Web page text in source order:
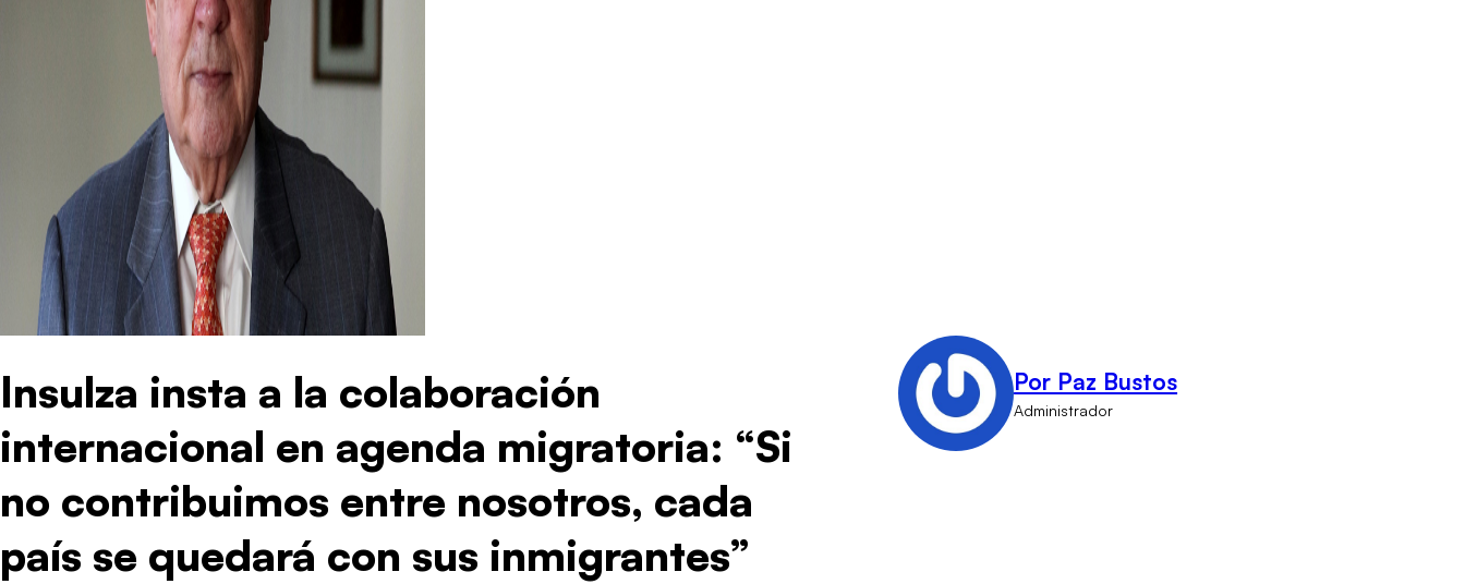
Insulza insta a la colaboración
internacional en agenda migratoria: “Si
no contribuimos entre nosotros, cada
país se quedará con sus inmigrantes”
Por Paz Bustos
Administrador